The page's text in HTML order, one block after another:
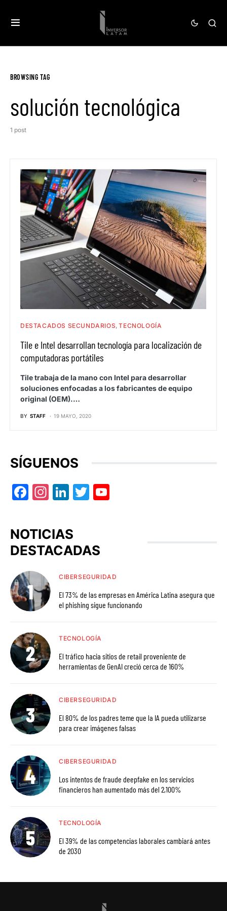
BROWSING TAG
solución tecnológica
1 post
DESTACADOS SECUNDARIOS TECNOLOGÍA
Tile e Intel desarrollan tecnología para localización de
computadoras portátiles
Tile trabaja de la mano con Intel para desarrollar
soluciones enfocadas a los fabricantes de equipo
original (OEM).…
BY STAFF 19 MAYO, 2020
SÍGUENOS
Facebook
Instagram
LinkedIn
Twitter
NOTICIAS
DESTACADAS
CIBERSEGURIDAD
El 73% de las empresas en América Latina asegura que
el phishing sigue funcionando
TECNOLOGÍA
El tráfico hacia sitios de retail proveniente de
herramientas de GenAI creció cerca de 160%
CIBERSEGURIDAD
El 80% de los padres teme que la IA pueda utilizarse
para crear imágenes falsas
CIBERSEGURIDAD
Los intentos de fraude deepfake en los servicios
financieros han aumentado más del 2,100%
TECNOLOGÍA
El 39% de las competencias laborales cambiará antes
de 2030